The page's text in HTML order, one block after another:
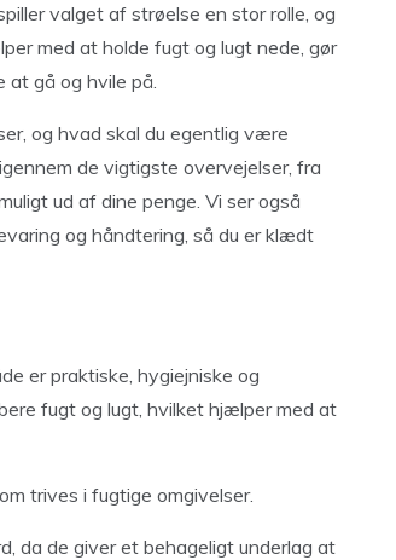
valget af strøelse en stor rolle, og
med at holde fugt og lugt nede, gør
at gå og hvile på.
og hvad skal du egentlig være
de vigtigste overvejelser, fra
ud af dine penge. Vi ser også
og håndtering, så du er klædt
er praktiske, hygiejniske og
fugt og lugt, hvilket hjælper med at
trives i fugtige omgivelser.
da de giver et behageligt underlag at